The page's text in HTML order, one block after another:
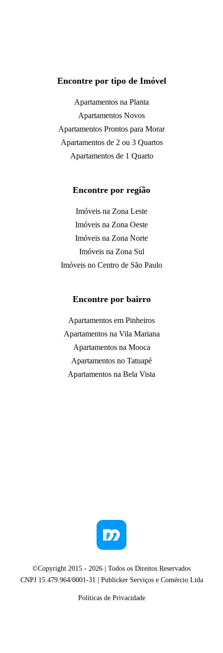
Encontre por tipo de Imóvel
Apartamentos na Planta
Apartamentos Novos
Apartamentos Prontos para Morar
Apartamentos de 2 ou 3 Quartos
Apartamentos de 1 Quarto
Encontre por região
Imóveis na Zona Leste
Imóveis na Zona Oeste
Imóveis na Zona Norte
Imóveis na Zona Sul
Imóveis no Centro de São Paulo
Encontre por bairro
Apartamentos em Pinheiros
Apartamentos na Vila Mariana
Apartamentos na Mooca
Apartamentos no Tatuapé
Apartamentos na Bela Vista
©Copyright 2015 - 2026 | Todos os Direitos Reservados
CNPJ 15.479.964/0001-31 | Publicker Serviços e Comércio Ltda
Políticas de Privacidade